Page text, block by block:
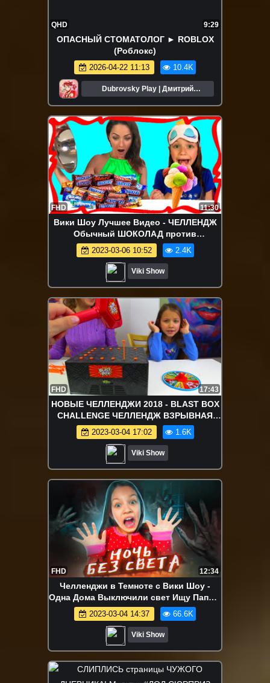
QHD 9:29
ОПАСНЫЙ СТОМАТОЛОГ ► ROBLOX
(Роблокс)
2026-04-22 11:13 10.4K
Dubrovsky Play | Дмитрий
Дубровский
FHD 11:30
Вики Шоу Лучшее Видео - ЧЕЛЛЕНДЖ
Обычный ШОКОЛАД против
МОРОЖЕНОГО Редкое Мороженое
Сникерс Марс Твикс Баунти / Вики Шоу
2023-03-06 10:52 2.4K
Viki Show
FHD 17:43
НОВЫЕ ЧЕЛЛЕНДЖИ 2018 - BLAST BOX
CHALLENGE ЧЕЛЛЕНДЖ ВЗРЫВНАЯ
КОРОБОЧКА с Папой Кто Вылетит Из
Игры // Вики Шоу
2023-03-04 17:02 1.6K
Viki Show
FHD 12:34
Челленджи в Темноте с Вики Шоу -
Одна Дома Выключили свет Ищу Папу в
темноте в Реальной Жизни / Вики Шоу
2023-03-04 14:37 66.6K
Viki Show